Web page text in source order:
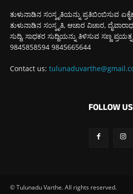
ತುಳುನಾಡಿನ ಸಂಸ್ಕೃತಿಯನ್ನು ಪ್ರತಿಬಿಂಬಿಸುವ
ತುಳುನಾಡಿನ ಸಂಸ್ಕೃತಿ, ಆಚಾರ ವಿಚಾರ,
ಸುದ್ದಿ, ಸಾಧಕರ ಸುದ್ದಿಯನ್ನು ತಿಳಿಸುವ ಸಣ್ಣ
9845858594 9845665644
Contact us:
FOLLOW US
© Tulunadu Varthe. All rights reserved.